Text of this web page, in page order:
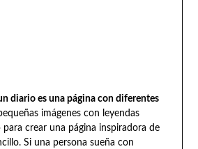
diario es una página con diferentes
imágenes con leyendas
para crear una página inspiradora de
Si una persona sueña con